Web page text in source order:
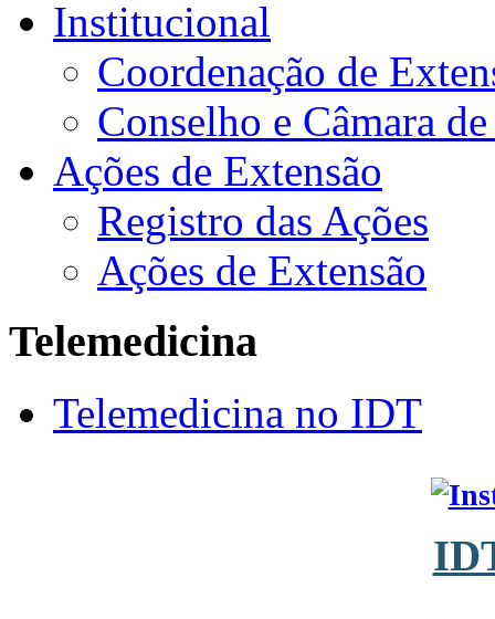
Institucional
Coordenação de
Conselho e Câmara
Ações de Extensão
Registro das Ações
Ações de Extensão
Telemedicina
Telemedicina no IDT